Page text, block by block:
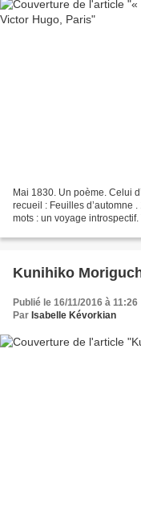
Mai 1830. Un poème. Celui
recueil : Feuilles d’automne
mots : un voyage
Kunihiko
Publié le 16/11/2016 à 11:26
Par Isabelle Kévorkian